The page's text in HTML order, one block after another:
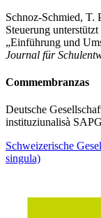
Schnoz-Schmied, T.
Steuerung
„Einführung und
Journal für
Commembranzas
Deutsche
instituziunalisà
Schweizerische
singula)